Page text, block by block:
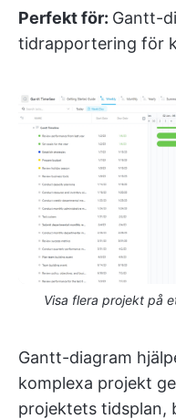
Perfekt för: Gantt-
tidrapportering för
Visa flera projekt på
Gantt-diagram
komplexa projekt
projektets tidsplan,